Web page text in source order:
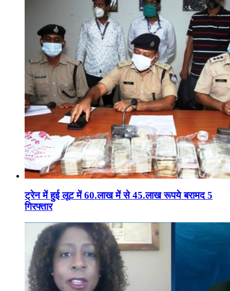
ट्रेन में हुई लूट में 60.लाख में से 45.लाख रूपये बरामद 5
गिरफ्तार